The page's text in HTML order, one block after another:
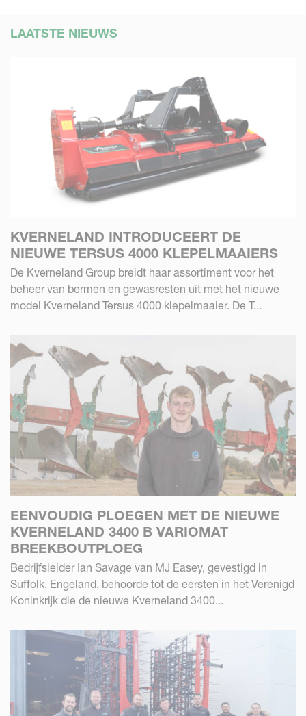
LAATSTE NIEUWS
KVERNELAND INTRODUCEERT DE
NIEUWE TERSUS 4000 KLEPELMAAIERS
De Kverneland Group breidt haar assortiment voor het
beheer van bermen en gewasresten uit met het nieuwe
model Kverneland Tersus 4000 klepelmaaier. De T...
EENVOUDIG PLOEGEN MET DE NIEUWE
KVERNELAND 3400 B VARIOMAT
BREEKBOUTPLOEG
Bedrijfsleider Ian Savage van MJ Easey, gevestigd in
Suffolk, Engeland, behoorde tot de eersten in het Verenigd
Koninkrijk die de nieuwe Kverneland 3400...